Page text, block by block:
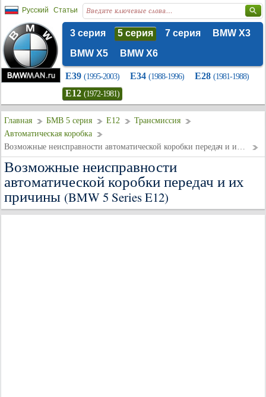
Русский Статьи
3 серия 5 серия 7 серия
BMW X3
BMW X5
BMW X6
E39 (1995-2003) E34 (1988-1996) E28 (1981-1988)
E12 (1972-1981)
Главная БМВ 5 серия E12
Трансмиссия
Автоматическая коробка
Возможные неисправности автоматической коробки передач и их причины
Возможные неисправности
автоматической коробки передач и их
причины (BMW 5 Series E12)